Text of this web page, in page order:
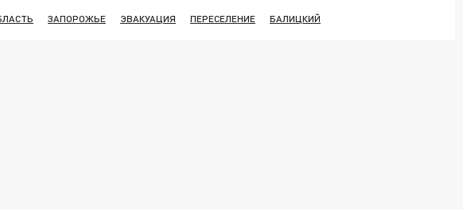
ЗАПОРОЖЬЕ ЭВАКУАЦИЯ ПЕРЕСЕЛЕНИЕ БАЛИЦКИЙ